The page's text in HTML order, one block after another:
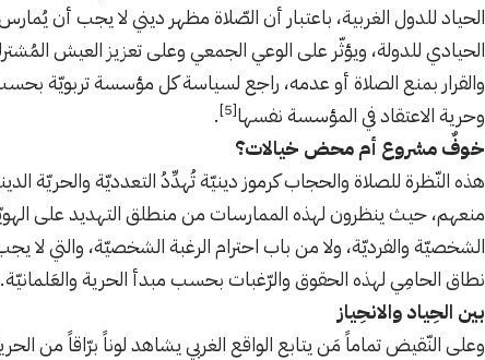
الحياد للدول الغربية، باعتبار أن الصّلاة مظهر ديني لا يجب أن
الحيادي للدولة، ويؤثّر على الوعي الجمعي وعلى تعزيز العيش
والقرار بمنع الصلاة أو عدمه، راجع لسياسة كل مؤسسة تربويّة
وحرية الاعتقاد في المؤسسة نفسها[5]
.
خوفٌ مشروع أم محض خيالات؟
هذه النّظرة للصلاة والحجاب كرموز دينيّة تُهدِّدُ التعدديّة والحريّة
منعهم، حيث ينظرون لهذه الممارسات من منطلق التهديد على الهويّة
الشخصيّة والفرديّة، ولا من باب احترام الرغبة الشخصيّة، والتي لا
نطاق الحامِي لهذه الحقوق والرّغبات بحسب مبدأ الحرية والعَلمانيّة.
بين الحِياد والانحِياز
وعلى النّقيض تماماً مَن يتابع الواقع الغربي يشاهد لوناً برّاقاً من